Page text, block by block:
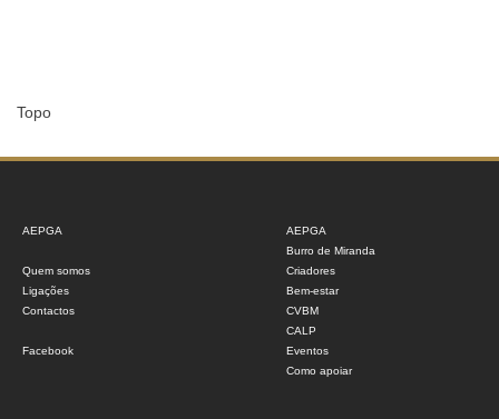
Topo
AEPGA
Quem somos
Ligações
Contactos
Facebook
AEPGA
Burro de Miranda
Criadores
Bem-estar
CVBM
CALP
Eventos
Como apoiar